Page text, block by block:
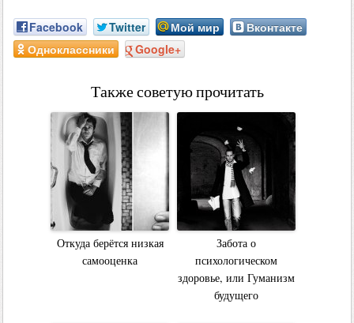
Facebook Twitter Мой мир
Вконтакте
Одноклассники
Google+
Также советую прочитать
Откуда берётся низкая
самооценка
Забота о
психологическом
здоровье, или Гуманизм
будущего